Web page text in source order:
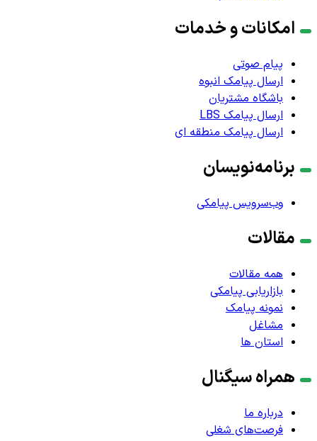
امکانات و خدمات
پیام صوتی
ارسال پیامک انبوه
باشگاه مشتریان
ارسال پیامک LBS
ارسال پیامک منطقه ای
برنامه‌نویسان
وب‌سرویس پیامکی
مقالات
همه مقالات
بازاریابی پیامکی
نمونه پیامک
مشاغل
استان ها
همراه سیگنال
درباره ما
فرصت‌های شغلی